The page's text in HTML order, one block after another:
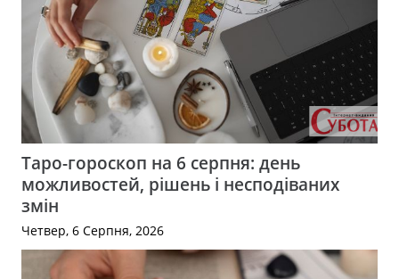
Таро-гороскоп на 6 серпня: день
можливостей, рішень і несподіваних
змін
Четвер, 6 Серпня, 2026